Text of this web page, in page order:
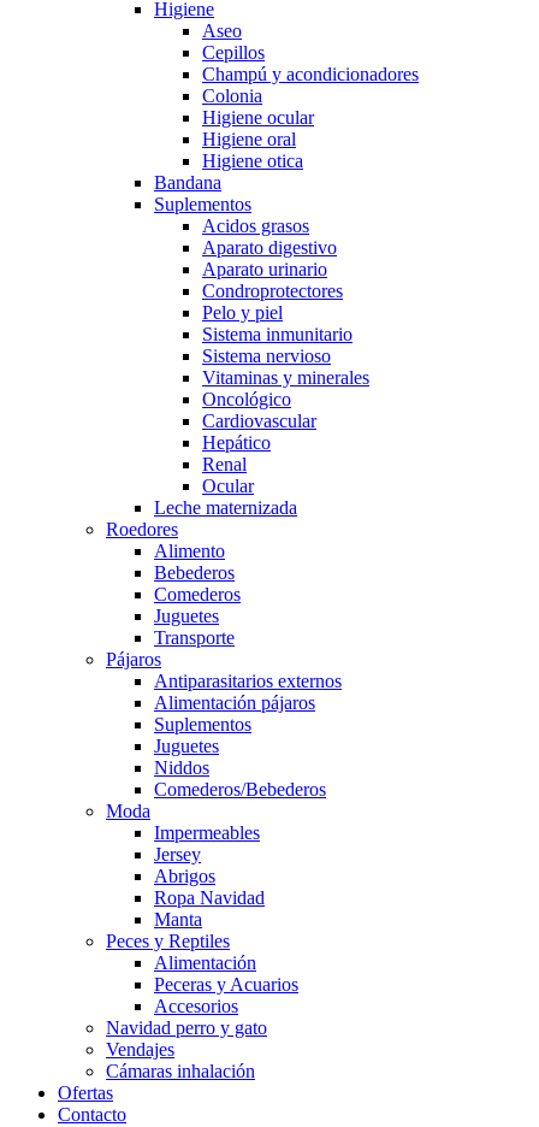
Higiene
Aseo
Cepillos
Champú y acondicionadores
Colonia
Higiene ocular
Higiene oral
Higiene otica
Bandana
Suplementos
Acidos grasos
Aparato digestivo
Aparato urinario
Condroprotectores
Pelo y piel
Sistema inmunitario
Sistema nervioso
Vitaminas y minerales
Oncológico
Cardiovascular
Hepático
Renal
Ocular
Leche maternizada
Roedores
Alimento
Bebederos
Comederos
Juguetes
Transporte
Pájaros
Antiparasitarios externos
Alimentación pájaros
Suplementos
Juguetes
Niddos
Comederos/Bebederos
Moda
Impermeables
Jersey
Abrigos
Ropa Navidad
Manta
Peces y Reptiles
Alimentación
Peceras y Acuarios
Accesorios
Navidad perro y gato
Vendajes
Cámaras inhalación
Ofertas
Contacto